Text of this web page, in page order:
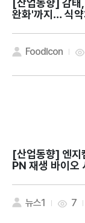
[산업동향]
완화'까지… 식약
FoodIcon
[산업동향]
PN 재생 바이오
뉴스1 7